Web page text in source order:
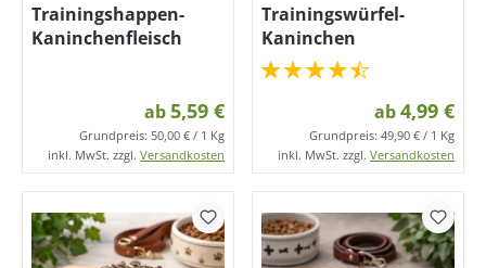
Trainingshappen-
Kaninchenfleisch
ab5,59 €
Grundpreis: 50,00 € / 1 Kg
inkl. MwSt. zzgl. Versandkosten
Trainingswürfel-
Kaninchen
ab4,99 €
Grundpreis: 49,90 € / 1 Kg
inkl. MwSt. zzgl. Versandkosten